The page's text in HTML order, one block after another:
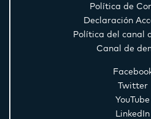
Política de
Declaración
Política del canal
Canal de
Twitter
YouTube
LinkedIn